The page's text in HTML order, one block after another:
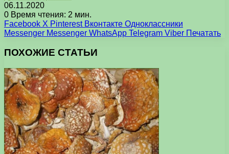
06.11.2020
0 Время чтения: 2 мин.
Facebook X Pinterest Вконтакте Одноклассники
Messenger Messenger WhatsApp Telegram Viber Печатать
ПОХОЖИЕ СТАТЬИ